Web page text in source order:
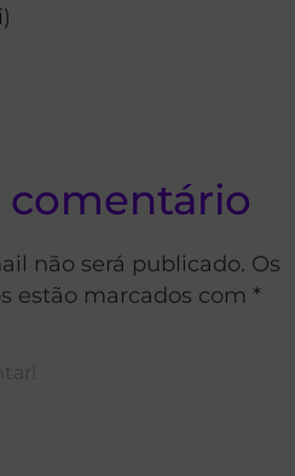
)
comentário
não será publicado. Os
estão marcados com *